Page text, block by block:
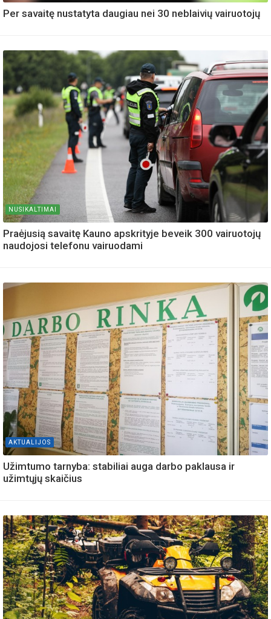
Per savaitę nustatyta daugiau nei 30 neblaivių vairuotojų
NUSIKALTIMAI
Praėjusią savaitę Kauno apskrityje beveik 300 vairuotojų
naudojosi telefonu vairuodami
AKTUALIJOS
Užimtumo tarnyba: stabiliai auga darbo paklausa ir
užimtųjų skaičius